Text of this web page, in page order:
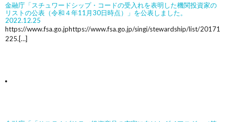
金融庁「スチュワードシップ・コードの受入れを表明した機関投資家の
リストの公表（令和４年11月30日時点）」を公表しました。
2022.12.25
https://www.fsa.go.jphttps://www.fsa.go.jp/singi/stewardship/list/20171
225.[…]